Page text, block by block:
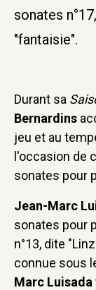
sonates
"fantaisie".
Durant sa
Bernardins
jeu et au
l'occasion de
sonates pour
Jean-Marc
sonates pour
n°13, dite
connue sous
Marc Luisada